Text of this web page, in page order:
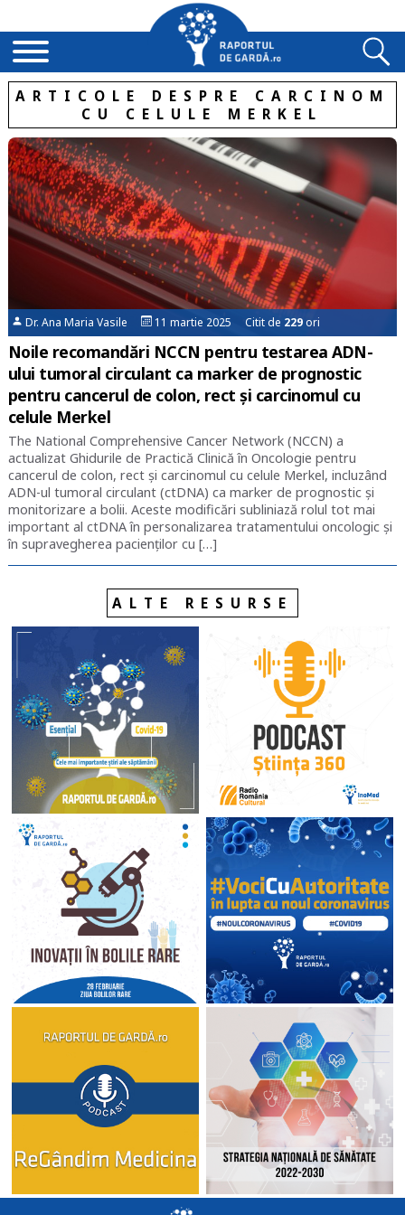
ARTICOLE DESPRE CARCINOM
CU CELULE MERKEL
Dr. Ana Maria Vasile 11 martie 2025 Citit de 229ori
Noile recomandări NCCN pentru testarea ADN-
ului tumoral circulant ca marker de prognostic
pentru cancerul de colon, rect și carcinomul cu
celule Merkel
The National Comprehensive Cancer Network (NCCN) a
actualizat Ghidurile de Practică Clinică în Oncologie pentru
cancerul de colon, rect și carcinomul cu celule Merkel, incluzând
ADN-ul tumoral circulant (ctDNA) ca marker de prognostic și
monitorizare a bolii. Aceste modificări subliniază rolul tot mai
important al ctDNA în personalizarea tratamentului oncologic și
în supravegherea pacienților cu […]
ALTE RESURSE